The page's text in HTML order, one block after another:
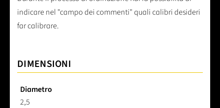
indicare nel "campo dei commenti" quali calibri desideri
far calibrare.
DIMENSIONI
Diametro
2,5